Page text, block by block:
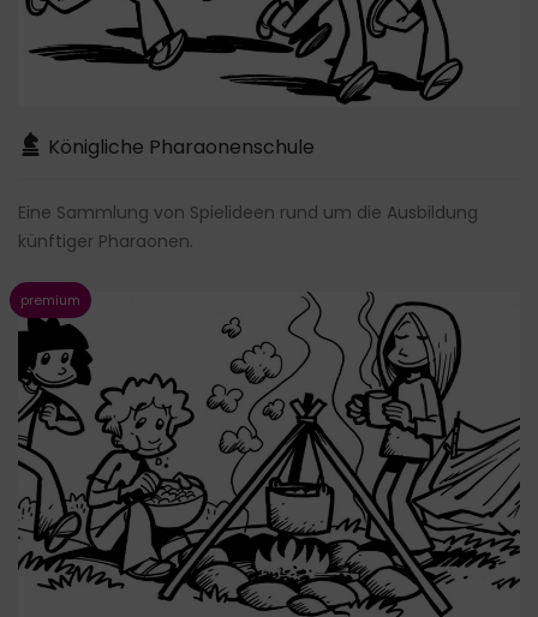
Königliche Pharaonenschule
Eine Sammlung von Spielideen rund um die Ausbildung
künftiger Pharaonen.